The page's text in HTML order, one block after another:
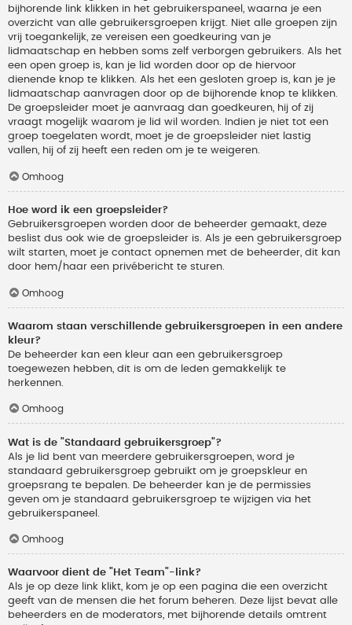
bijhorende link klikken in het gebruikerspaneel, waarna je een
overzicht van alle gebruikersgroepen krijgt. Niet alle groepen zijn
vrij toegankelijk, ze vereisen een goedkeuring van je
lidmaatschap en hebben soms zelf verborgen gebruikers. Als het
een open groep is, kan je lid worden door op de hiervoor
dienende knop te klikken. Als het een gesloten groep is, kan je je
lidmaatschap aanvragen door op de bijhorende knop te klikken.
De groepsleider moet je aanvraag dan goedkeuren, hij of zij
vraagt mogelijk waarom je lid wil worden. Indien je niet tot een
groep toegelaten wordt, moet je de groepsleider niet lastig
vallen, hij of zij heeft een reden om je te weigeren.
Omhoog
Hoe word ik een groepsleider?
Gebruikersgroepen worden door de beheerder gemaakt, deze
beslist dus ook wie de groepsleider is. Als je een gebruikersgroep
wilt starten, moet je contact opnemen met de beheerder, dit kan
door hem/haar een privébericht te sturen.
Omhoog
Waarom staan verschillende gebruikersgroepen in een andere
kleur?
De beheerder kan een kleur aan een gebruikersgroep
toegewezen hebben, dit is om de leden gemakkelijk te
herkennen.
Omhoog
Wat is de "Standaard gebruikersgroep"?
Als je lid bent van meerdere gebruikersgroepen, word je
standaard gebruikersgroep gebruikt om je groepskleur en
groepsrang te bepalen. De beheerder kan je de permissies
geven om je standaard gebruikersgroep te wijzigen via het
gebruikerspaneel.
Omhoog
Waarvoor dient de "Het Team"-link?
Als je op deze link klikt, kom je op een pagina die een overzicht
geeft van de mensen die het forum beheren. Deze lijst bevat alle
beheerders en de moderators, met bijhorende details omtrent